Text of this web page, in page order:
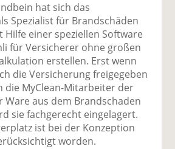
hat sich das
Spezialist für Brandschäden
Hilfe einer speziellen Software
für Versicherer ohne großen
erstellen. Erst wenn
die Versicherung freigegeben
die MyClean-Mitarbeiter der
Ware aus dem Brandschaden
sie fachgerecht eingelagert.
ist bei der Konzeption
worden.